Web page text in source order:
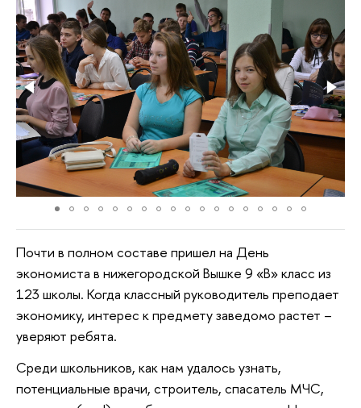
Почти в полном составе пришел на День
экономиста в нижегородской Вышке 9 «В» класс из
123 школы. Когда классный руководитель преподает
экономику, интерес к предмету заведомо растет –
уверяют ребята.
Среди школьников, как нам удалось узнать,
потенциальные врачи, строитель, спасатель МЧС,